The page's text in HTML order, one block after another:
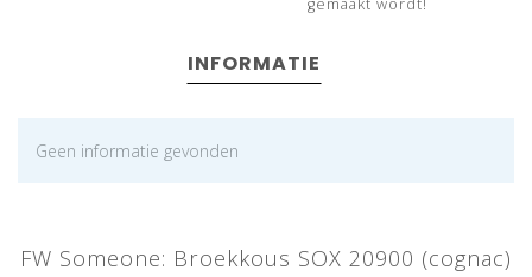
gemaakt wordt!
INFORMATIE
Geen informatie gevonden
FW Someone: Broekkous SOX 20900 (cognac)